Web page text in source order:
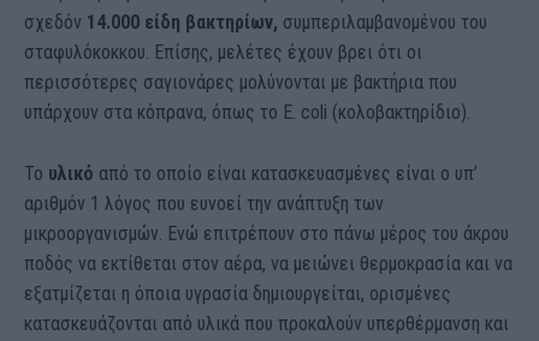
σχεδόν 14.000 είδη βακτηρίων, συμπεριλαμβανομένου του
σταφυλόκοκκου. Επίσης, μελέτες έχουν βρει ότι οι
περισσότερες σαγιονάρες μολύνονται με βακτήρια που
υπάρχουν στα κόπρανα, όπως το E. coli (κολοβακτηρίδιο).
Το υλικό από το οποίο είναι κατασκευασμένες είναι ο υπ’
αριθμόν 1 λόγος που ευνοεί την ανάπτυξη των
μικροοργανισμών. Ενώ επιτρέπουν στο πάνω μέρος του άκρου
ποδός να εκτίθεται στον αέρα, να μειώνει θερμοκρασία και να
εξατμίζεται η όποια υγρασία δημιουργείται, ορισμένες
κατασκευάζονται από υλικά που προκαλούν υπερθέρμανση και